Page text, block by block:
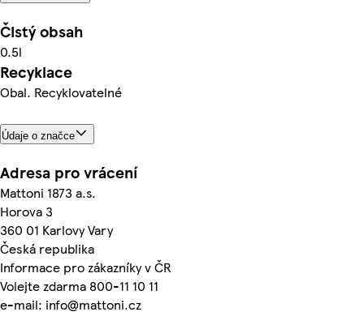
Čistý obsah
0.5l
Recyklace
Obal. Recyklovatelné
Údaje o značce
Adresa pro vrácení
Mattoni 1873 a.s.
Horova 3
360 01 Karlovy Vary
Česká republika
Informace pro zákazníky v ČR
Volejte zdarma 800-11 10 11
e-mail: info@mattoni.cz